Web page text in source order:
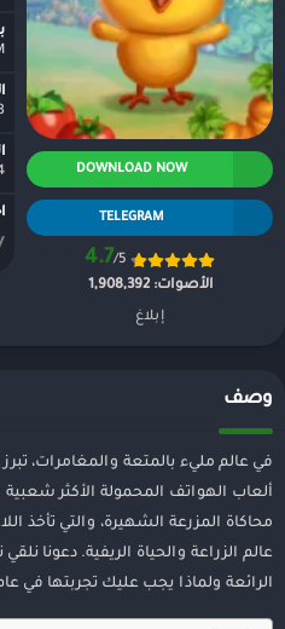
DOWNLOAD NOW
TELEGRAM
4.7/5
الأصوات:1,908,392
إبلاغ
وصف
ألعاب الهواتف المحمولة الأكثر شعبية
محاكاة المزرعة الشهيرة، والتي تأخذ
عالم الزراعة والحياة الريفية. دعونا
الرائعة ولماذا يجب عليك تجربتها في عام